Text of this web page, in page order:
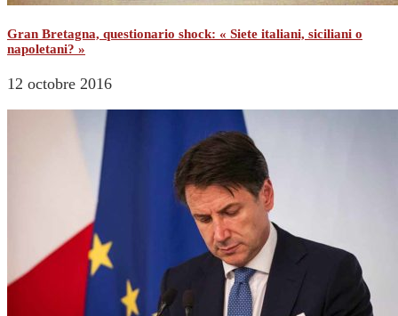
Gran Bretagna, questionario shock: « Siete italiani, siciliani o
napoletani? »
12 octobre 2016